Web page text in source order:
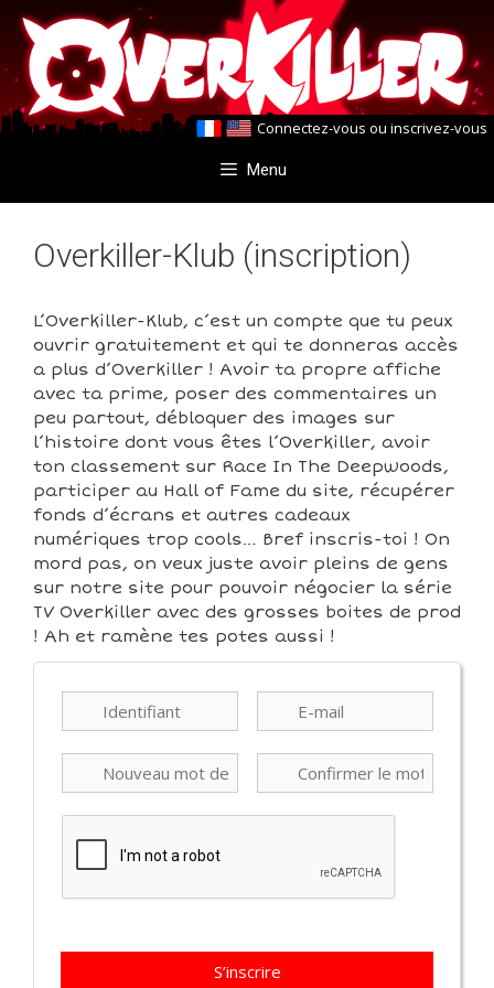
Aller
au
contenu
Aller
au
contenu
Connectez-vous ou inscrivez-vous
Menu
Overkiller-Klub (inscription)
L’Overkiller-Klub, c’est un compte que tu peux
ouvrir gratuitement et qui te donneras accès
a plus d’Overkiller ! Avoir ta propre affiche
avec ta prime, poser des commentaires un
peu partout, débloquer des images sur
l’histoire dont vous êtes l’Overkiller, avoir
ton classement sur Race In The Deepwoods,
participer au Hall of Fame du site, récupérer
fonds d’écrans et autres cadeaux
numériques trop cools… Bref inscris-toi ! On
mord pas, on veux juste avoir pleins de gens
sur notre site pour pouvoir négocier la série
TV Overkiller avec des grosses boites de prod
! Ah et ramène tes potes aussi !